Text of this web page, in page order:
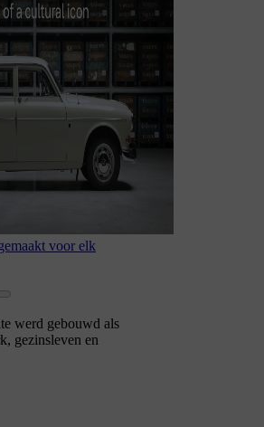
voor elk
werd gebouwd als
gezinsleven en